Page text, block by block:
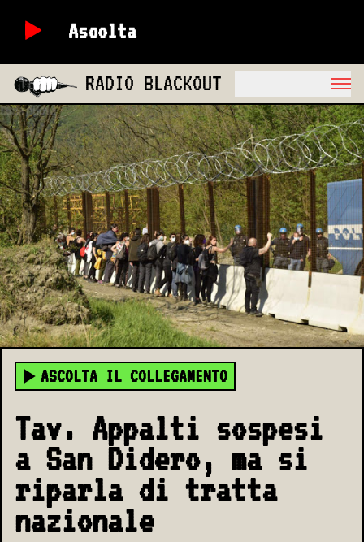
Ascolta
RADIO BLACKOUT
ASCOLTA IL COLLEGAMENTO
Tav. Appalti sospesi
a San Didero, ma si
riparla di tratta
nazionale